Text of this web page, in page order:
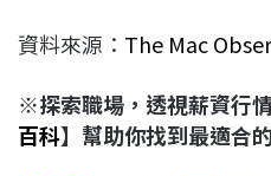
資料來源： The Mac
※探索職場，透視薪資行
百科】幫助你找到最適合